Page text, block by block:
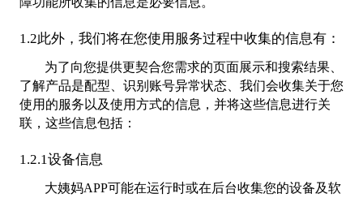
1.2此外，我们将在您使用服务过程中收集的信息有：
为了向您提供更契合您需求的页面展示和搜索结果、
了解产品是配型、识别账号异常状态、我们会收集关于您
使用的服务以及使用方式的信息，并将这些信息进行关
联，这些信息包括：
1.2.1设备信息
大姨妈APP可能在运行时或在后台收集您的设备及软